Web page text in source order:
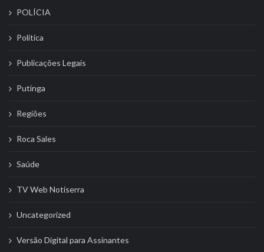
POLÍCIA
Politíca
Publicações Legais
Putinga
Regiões
Roca Sales
Saúde
TV Web Notiserra
Uncategorized
Versão Digital para Assinantes